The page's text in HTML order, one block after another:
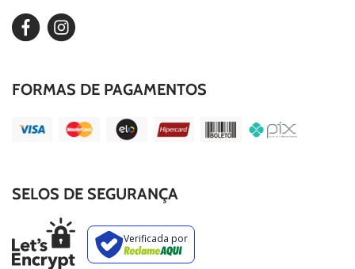
Duvidas Frequentes
FORMAS DE PAGAMENTOS
SELOS DE SEGURANÇA